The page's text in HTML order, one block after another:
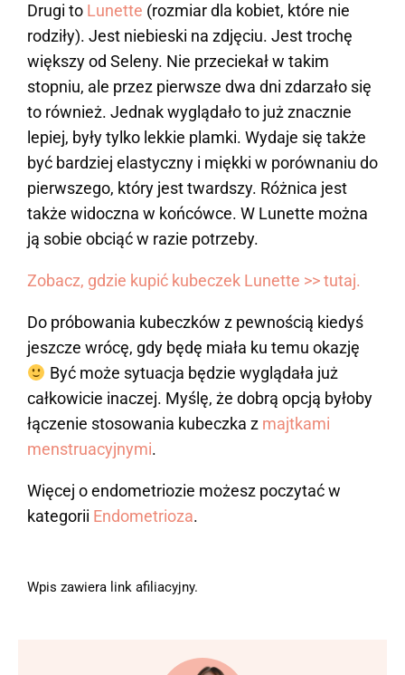
Drugi to Lunette (rozmiar dla kobiet, które nie
rodziły). Jest niebieski na zdjęciu. Jest trochę
większy od Seleny. Nie przeciekał w takim
stopniu, ale przez pierwsze dwa dni zdarzało się
to również. Jednak wyglądało to już znacznie
lepiej, były tylko lekkie plamki. Wydaje się także
być bardziej elastyczny i miękki w porównaniu do
pierwszego, który jest twardszy. Różnica jest
także widoczna w końcówce. W Lunette można
ją sobie obciąć w razie potrzeby.
Zobacz, gdzie kupić kubeczek Lunette >> tutaj.
Do próbowania kubeczków z pewnością kiedyś
jeszcze wrócę, gdy będę miała ku temu okazję
Być może sytuacja będzie wyglądała już
całkowicie inaczej. Myślę, że dobrą opcją byłoby
łączenie stosowania kubeczka z majtkami
menstruacyjnymi.
Więcej o endometriozie możesz poczytać w
kategorii Endometrioza.
Wpis zawiera link afiliacyjny.